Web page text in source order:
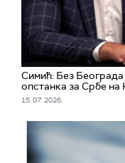
Симић: Без
опстанка за Србе на
15. 07. 2026.